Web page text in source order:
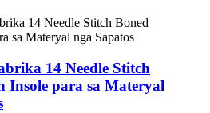
14 Needle Stitch
Insole para sa Materyal